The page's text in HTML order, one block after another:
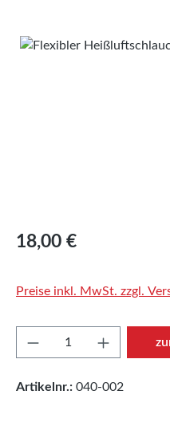
Bildergalerie überspringen
Regulärer Preis:
18,00 €
Preise inkl. MwSt. zzgl.
Produkt Anzahl:
Artikelnr.: 040-002